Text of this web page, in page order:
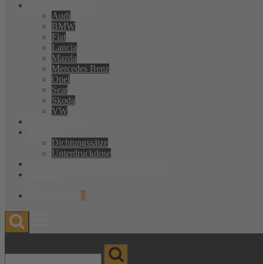
Audi
BMW
Fiat
Lancia
Mazda
Mercedes Benz
Opel
Seat
Skoda
VW
Dichtungssätze
Unterdruckdose
0